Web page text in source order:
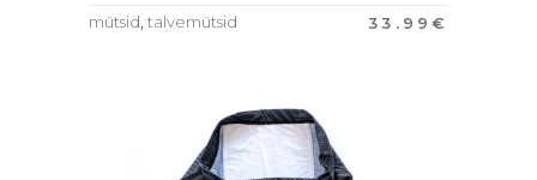
33.99 €
mütsid talvemütsid